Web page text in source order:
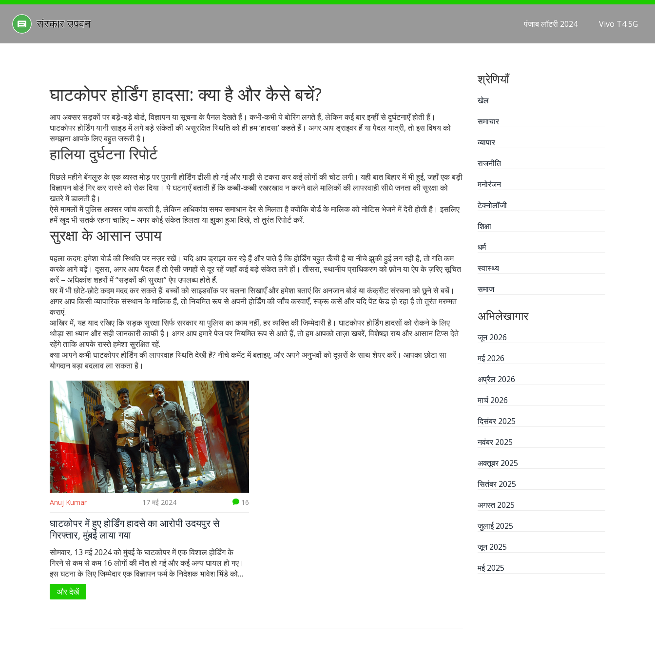
पंजाब लॉटरी 2024 Vivo T4 5G
घाटकोपर होर्डिंग हादसा: क्या है और कैसे बचें?
आप अक्सर सड़कों पर बड़े-बड़े बोर्ड, विज्ञापन या सूचना के पैनल देखते हैं। कभी‑कभी ये बोरिंग लगते हैं, लेकिन कई बार इन्हीं से दुर्घटनाएँ होती हैं।
घाटकोपर होर्डिंग यानी साइड में लगे बड़े संकेतों की असुरक्षित स्थिति को ही हम ‘हादसा’ कहते हैं। अगर आप ड्राइवर हैं या पैदल यात्री, तो इस विषय को
समझना आपके लिए बहुत जरूरी है।
हालिया दुर्घटना रिपोर्ट
पिछले महीने बेंगलुरु के एक व्यस्त मोड़ पर पुरानी होर्डिंग ढीली हो गई और गाड़ी से टकरा कर कई लोगों की चोट लगी। यही बात बिहार में भी हुई, जहाँ एक बड़ी
विज्ञापन बोर्ड गिर कर रास्ते को रोक दिया। ये घटनाएँ बताती हैं कि कब्बी‑कब्बी रखरखाव न करने वाले मालिकों की लापरवाही सीधे जनता की सुरक्षा को
खतरे में डालती है।
ऐसे मामलों में पुलिस अक्सर जांच करती है, लेकिन अधिकांश समय समाधान देर से मिलता है क्योंकि बोर्ड के मालिक को नोटिस भेजने में देरी होती है। इसलिए
हमें खुद भी सतर्क रहना चाहिए – अगर कोई संकेत हिलता या झुका हुआ दिखे, तो तुरंत रिपोर्ट करें.
सुरक्षा के आसान उपाय
पहला कदम: हमेशा बोर्ड की स्थिति पर नज़र रखें। यदि आप ड्राइव कर रहे हैं और पाते हैं कि होर्डिंग बहुत ऊँची है या नीचे झुकी हुई लग रही है, तो गति कम
करके आगे बढ़ें। दूसरा, अगर आप पैदल हैं तो ऐसी जगहों से दूर रहें जहाँ कई बड़े संकेत लगे हों। तीसरा, स्थानीय प्राधिकरण को फ़ोन या ऐप के ज़रिए सूचित
करें – अधिकांश शहरों में “सड़कों की सुरक्षा” ऐप उपलब्ध होते हैं.
घर में भी छोटे‑छोटे कदम मदद कर सकते हैं: बच्चों को साइडवॉक पर चलना सिखाएँ और हमेशा बताएं कि अनजान बोर्ड या कंक्रीट संरचना को छूने से बचें।
अगर आप किसी व्यापारिक संस्थान के मालिक हैं, तो नियमित रूप से अपनी होर्डिंग की जाँच करवाएँ, स्क्रू कसें और यदि पेंट फेड हो रहा है तो तुरंत मरम्मत
कराएं.
आखिर में, यह याद रखिए कि सड़क सुरक्षा सिर्फ सरकार या पुलिस का काम नहीं, हर व्यक्ति की जिम्मेदारी है। घाटकोपर होर्डिंग हादसों को रोकने के लिए
थोड़ा सा ध्यान और सही जानकारी काफी है। अगर आप हमारे पेज पर नियमित रूप से आते हैं, तो हम आपको ताज़ा खबरें, विशेषज्ञ राय और आसान टिप्स देते
रहेंगे ताकि आपके रास्ते हमेशा सुरक्षित रहें.
क्या आपने कभी घाटकोपर होर्डिंग की लापरवाह स्थिति देखी है? नीचे कमेंट में बताइए, और अपने अनुभवों को दूसरों के साथ शेयर करें। आपका छोटा सा
योगदान बड़ा बदलाव ला सकता है।
Anuj Kumar 17 मई 2024 16
घाटकोपर में हुए होर्डिंग हादसे का आरोपी उदयपुर से
गिरफ्तार, मुंबई लाया गया
सोमवार, 13 मई 2024 को मुंबई के घाटकोपर में एक विशाल होर्डिंग के
गिरने से कम से कम 16 लोगों की मौत हो गई और कई अन्य घायल हो गए।
इस घटना के लिए जिम्मेदार एक विज्ञापन फर्म के निदेशक भावेश भिंडे को
गुरुवार को उदयपुर, राजस्थान से गिरफ्तार किया गया और मुंबई लाया गया।
और देखें
श्रेणियाँ
खेल
समाचार
व्यापार
राजनीति
मनोरंजन
टेक्नोलॉजी
शिक्षा
धर्म
स्वास्थ्य
समाज
अभिलेखागार
जून 2026
मई 2026
अप्रैल 2026
मार्च 2026
दिसंबर 2025
नवंबर 2025
अक्तूबर 2025
सितंबर 2025
अगस्त 2025
जुलाई 2025
जून 2025
मई 2025